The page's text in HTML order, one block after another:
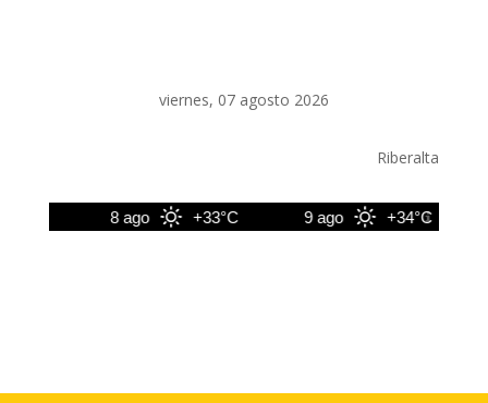
viernes, 07 agosto 2026
Riberalta
8 ago +33°C 9 ago +34°C